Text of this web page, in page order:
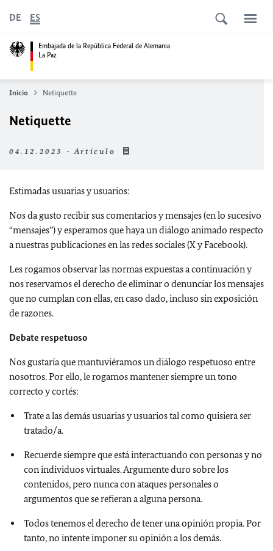
Embajada de la República Federal de Alemania
La Paz
DE ES
Inicio Netiquette
Netiquette
04.12.2023 - Artículo
Estimadas usuarias y usuarios:
Nos da gusto recibir sus comentarios y mensajes (en lo sucesivo
“mensajes”) y esperamos que haya un diálogo animado respecto
a nuestras publicaciones en las redes sociales (X y Facebook).
Les rogamos observar las normas expuestas a continuación y
nos reservamos el derecho de eliminar o denunciar los mensajes
que no cumplan con ellas, en caso dado, incluso sin exposición
de razones.
Debate respetuoso
Nos gustaría que mantuviéramos un diálogo respetuoso entre
nosotros. Por ello, le rogamos mantener siempre un tono
correcto y cortés:
Trate a las demás usuarias y usuarios tal como quisiera ser
tratado/a.
Recuerde siempre que está interactuando con personas y no
con individuos virtuales. Argumente duro sobre los
contenidos, pero nunca con ataques personales o
argumentos que se refieran a alguna persona.
Todos tenemos el derecho de tener una opinión propia. Por
tanto, no intente imponer su opinión a los demás.